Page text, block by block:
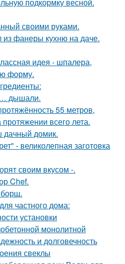
подкормку весной.
своими руками.
фанеры кухню на даче.
идея - шпалера,
форму.
дышали.
55 метров,
всего лета.
домик.
- великолепная заготовка
своим вкусом -.
Chef.
частного дома:
установки
монолитной
и долговечность
свеклы